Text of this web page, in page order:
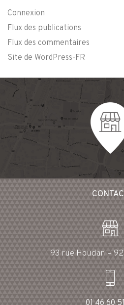
Connexion
Flux des publications
Flux des commentaires
Site de WordPress-FR
93 rue Houdan –